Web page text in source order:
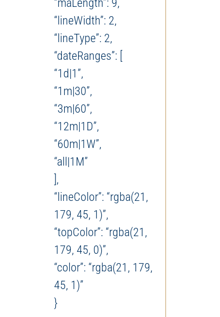
“maLength”: 9,
“lineWidth”: 2,
“lineType”: 2,
“dateRanges”: [
“1d|1”,
“1m|30”,
“3m|60”,
“12m|1D”,
“60m|1W”,
“all|1M”
],
“lineColor”: “rgba(21,
179, 45, 1)”,
“topColor”: “rgba(21,
179, 45, 0)”,
“color”: “rgba(21, 179,
45, 1)”
}